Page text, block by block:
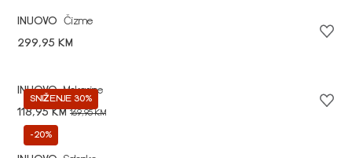
INUOVO
Čizme
299,95 KM
SNIŽENJE 30%
INUOVO Mokasine
118,95 KM169,95 KM
-20%